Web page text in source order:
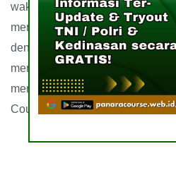
waktu yang dapat diatur
merupakan kelas dengan
dengan waktu pembelajaran
mendapatkan materi-materi
merasakan keunggulan-
Course.